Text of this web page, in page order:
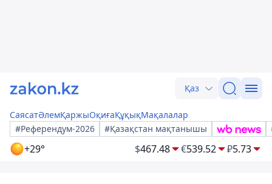
Қаз
СаясатӘлемҚаржыОқиғаҚұқықМақалалар
#Референдум-2026
#Қазақстан мақтанышы
+29° $467.48 €539.52 ₽5.73